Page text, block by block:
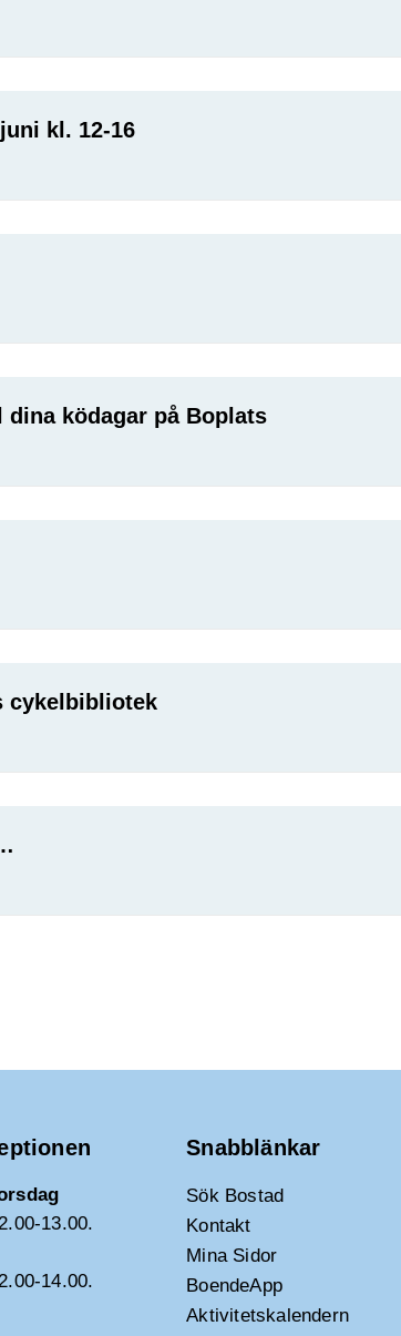
kl. 12-16
ködagar på Boplats
cykelbibliotek
13.00.
14.00.
Snabblänkar
Sök Bostad
Kontakt
Mina Sidor
BoendeApp
Aktivitetskalendern